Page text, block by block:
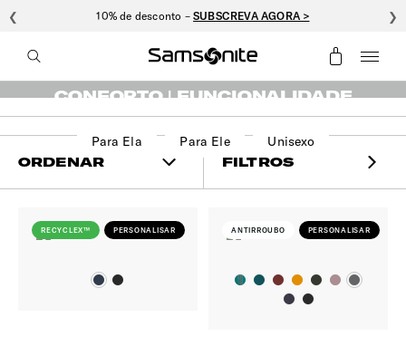
10% de desconto –SUBSCREVA AGORA >
❮ ❯
MOCHILAS
CONFORTO | FUNCIONALIDADE
Para Ela Para Ele
Unisexo
ORDENAR
FILTROS
RECYCLEX™ PERSONALISAR ANTIRROUBO PERSONALISAR